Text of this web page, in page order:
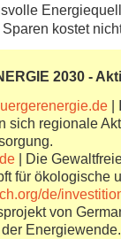
kostet
2030 -
|
sich regionale
| Die
für ökologische
de/
von
Energiewende.